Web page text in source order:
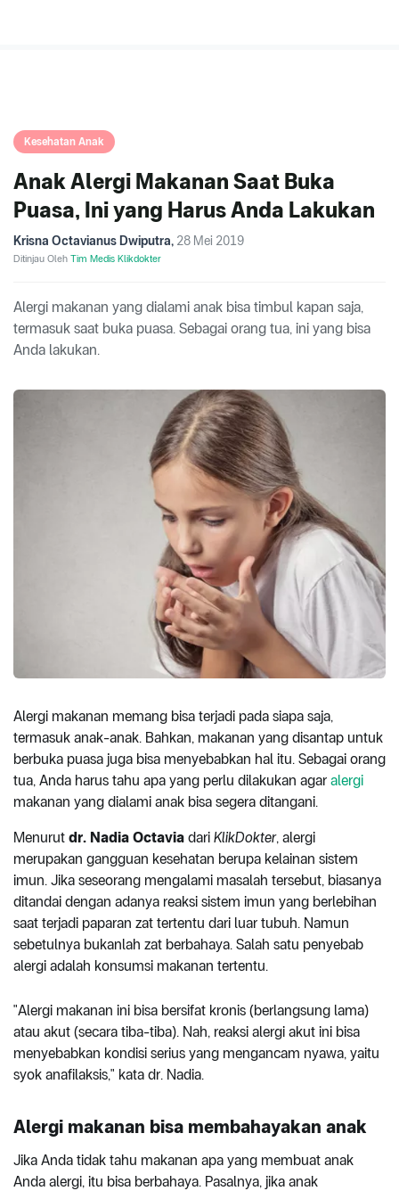
Kesehatan Anak
Anak Alergi Makanan Saat Buka
Puasa, Ini yang Harus Anda Lakukan
Krisna Octavianus Dwiputra, 28 Mei 2019
Ditinjau Oleh Tim Medis Klikdokter
Alergi makanan yang dialami anak bisa timbul kapan saja,
termasuk saat buka puasa. Sebagai orang tua, ini yang bisa
Anda lakukan.
Alergi makanan memang bisa terjadi pada siapa saja,
termasuk anak-anak. Bahkan, makanan yang disantap untuk
berbuka puasa juga bisa menyebabkan hal itu. Sebagai orang
tua, Anda harus tahu apa yang perlu dilakukan agar alergi
makanan yang dialami anak bisa segera ditangani.
Menurut dr. Nadia Octavia dari KlikDokter, alergi
merupakan gangguan kesehatan berupa kelainan sistem
imun. Jika seseorang mengalami masalah tersebut, biasanya
ditandai dengan adanya reaksi sistem imun yang berlebihan
saat terjadi paparan zat tertentu dari luar tubuh. Namun
sebetulnya bukanlah zat berbahaya. Salah satu penyebab
alergi adalah konsumsi makanan tertentu.
"Alergi makanan ini bisa bersifat kronis (berlangsung lama)
atau akut (secara tiba-tiba). Nah, reaksi alergi akut ini bisa
menyebabkan kondisi serius yang mengancam nyawa, yaitu
syok anafilaksis," kata dr. Nadia.
Alergi makanan bisa membahayakan anak
Jika Anda tidak tahu makanan apa yang membuat anak
Anda alergi, itu bisa berbahaya. Pasalnya, jika anak